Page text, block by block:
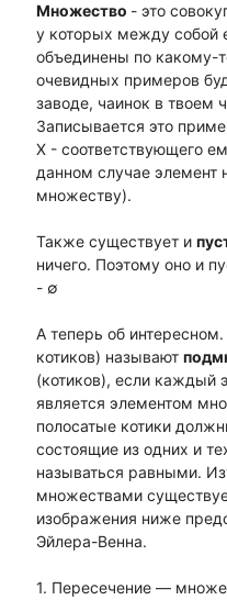
Множество - это
у которых между собой
объединены по какому-
очевидных примеров
заводе, чаинок в твоем
Записывается это
X - соответствующего
данном случае
множеству).
Также существует и
ничего. Поэтому оно и
- ∅
А теперь об
котиков) называют
(котиков), если каждый
является элементом
полосатые котики
состоящие из одних и
называться равными.
множествами
изображения ниже
Эйлера-Венна.
1. Пересечение —